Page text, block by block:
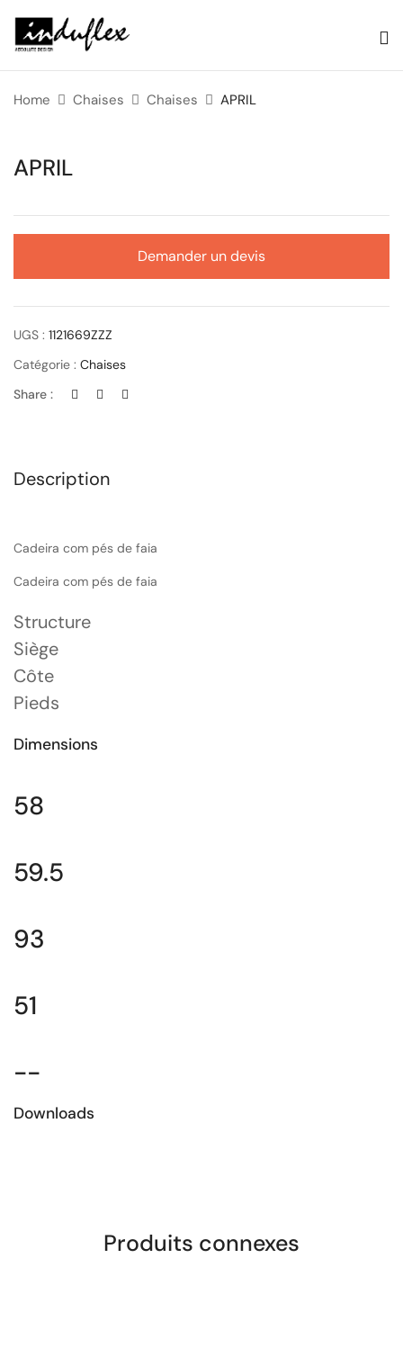
Home Chaises Chaises APRIL
APRIL
Demander un devis
UGS : 1121669ZZZ
Catégorie : Chaises
Share :
Description
Cadeira com pés de faia
Cadeira com pés de faia
Structure
Siège
Côte
Pieds
Dimensions
58
59.5
93
51
--
Downloads
Produits connexes